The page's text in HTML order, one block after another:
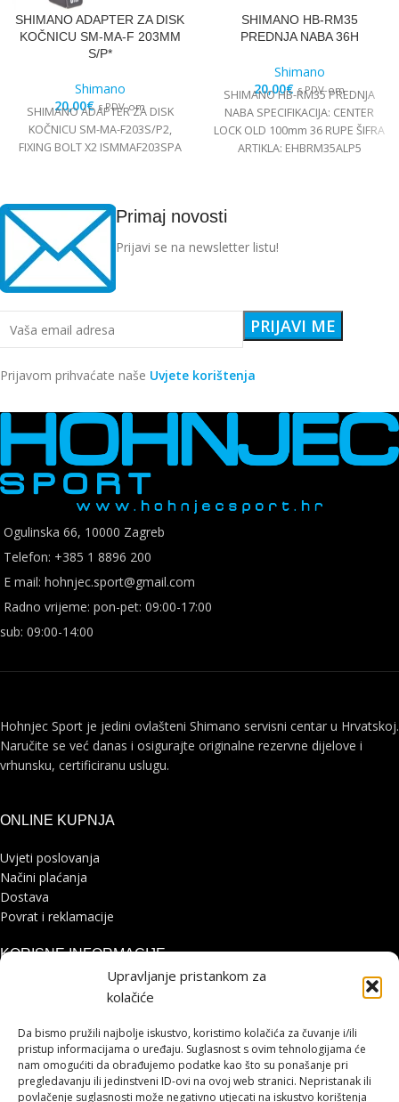
Upravljanje pristankom za
kolačiće
Da bismo pružili najbolje iskustvo, koristimo kolačića za čuvanje i/ili
pristup informacijama o uređaju. Suglasnost s ovim tehnologijama će
nam omogućiti da obrađujemo podatke kao što su ponašanje pri
pregledavanju ili jedinstveni ID-ovi na ovoj web stranici. Nepristanak ili
povlačenje suglasnosti može negativno utjecati na iskustvo korištenja
SHIMANO ADAPTER ZA DISK
KOČNICU SM-MA-F 203MM
S/P*
Shimano
20,00€ s PDV-om
SHIMANO ADAPTER ZA DISK
KOČNICU SM-MA-F203S/P2,
FIXING BOLT X2 ISMMAF203SPA
SHIMANO HB-RM35
PREDNJA NABA 36H
Shimano
20,00€ s PDV-om
SHIMANO HB-RM35 PREDNJA
NABA SPECIFIKACIJA: CENTER
LOCK OLD 100mm 36 RUPE ŠIFRA
ARTIKLA: EHBRM35ALP5
Primaj novosti
Prijavi se na newsletter listu!
Prijavom prihvaćate naše Uvjete korištenja
Ogulinska 66, 10000 Zagreb
Telefon: +385 1 8896 200
E mail: hohnjec.sport@gmail.com
Radno vrijeme: pon-pet: 09:00-17:00
sub: 09:00-14:00
Hohnjec Sport je jedini ovlašteni Shimano servisni centar u Hrvatskoj.
Naručite se već danas i osigurajte originalne rezervne dijelove i
vrhunsku, certificiranu uslugu.
ONLINE KUPNJA
Uvjeti poslovanja
Načini plaćanja
Dostava
Povrat i reklamacije
KORISNE INFORMACIJE
Zaštita osobnih podataka
Pohvale i prigovori
Platforma za online rješavanje sporova
STRANICE